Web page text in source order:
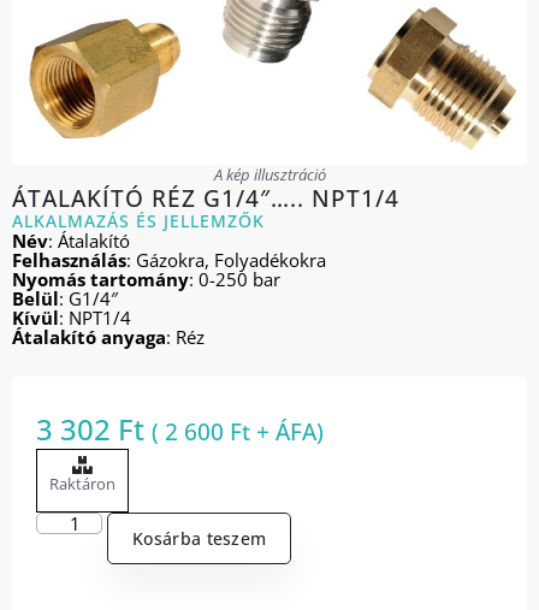
A kép illusztráció
ÁTALAKÍTÓ RÉZ G1/4″….. NPT1/4
ALKALMAZÁS ÉS JELLEMZŐK
Név: Átalakító
Felhasználás: Gázokra, Folyadékokra
Nyomás tartomány: 0-250 bar
Belül: G1/4″
Kívül: NPT1/4
Átalakító anyaga: Réz
3 302 Ft ( 2 600 Ft + ÁFA)
Raktáron
Kosárba teszem